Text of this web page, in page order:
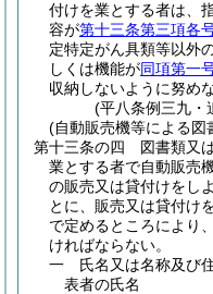
付けを業とする者は、
容が第十三条第三項各
定特定がん具類等以外
しくは機能が同項第一
収納しないように努め
(平八条例三九・
(自動販売機等による図
第十三条の四
図書類又
業とする者で自動販売
の販売又は貸付けをし
とに、販売又は貸付け
で定めるところにより
ければならない。
一
氏名又は名称及び
表者の氏名